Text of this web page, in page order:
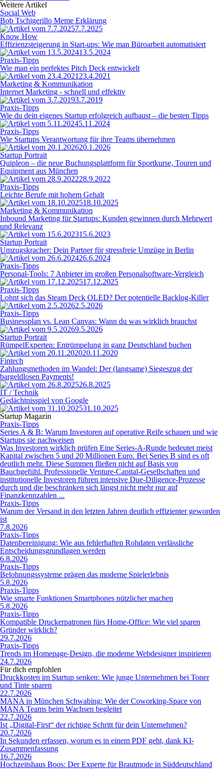
Weitere Artikel
Social Web
Bob Tschigerillo Meme Erklärung
7.7.2025
Know How
Effizienzsteigerung in Start-ups: Wie man Büroarbeit automatisiert
13.5.2024
Praxis-Tipps
Wie man ein perfektes Pitch Deck entwickelt
23.4.2021
Marketing & Kommunikation
Internet Marketing - schnell und effektiv
3.7.2019
Praxis-Tipps
Wie du dein eigenes Startup erfolgreich aufbaust – die besten Tipps
5.11.2024
Praxis-Tipps
Wie Startups Verantwortung für ihre Teams übernehmen
20.1.2026
Startup Portrait
Quipleon – die neue Buchungsplattform für Sportkurse, Touren und
Equipment aus München
28.9.2022
Praxis-Tipps
Leichte Berufe mit hohem Gehalt
18.10.2025
Marketing & Kommunikation
Inbound Marketing für Startups: Kunden gewinnen durch Mehrwert
und Relevanz
15.6.2023
Startup Portrait
Umzugskracher: Dein Partner für stressfreie Umzüge in Berlin
26.6.2024
Praxis-Tipps
Personal-Tools: 7 Anbieter im großen Personalsoftware-Vergleich
17.12.2025
Praxis-Tipps
Lohnt sich das Steam Deck OLED? Der potentielle Backlog-Killer
2.5.2026
Praxis-Tipps
Businessplan vs. Lean Canvas: Wann du was wirklich brauchst
9.5.2026
Startup Portrait
RümpelExperten: Entrümpelung in ganz Deutschland buchen
20.11.2020
Fintech
Zahlungsmethoden im Wandel: Der (langsame) Siegeszug der
bargeldlosen Payments!
26.8.2025
IT / Technik
Gedächtnisspiel von Google
31.10.2025
Startup Magazin
Praxis-Tipps
Series A & B: Warum Investoren auf operative Reife schauen und wie
Startups sie nachweisen
Was Investoren wirklich prüfen Eine Series-A-Runde bedeutet meist
Kapital zwischen 5 und 20 Millionen Euro. Bei Series B sind es oft
deutlich mehr. Diese Summen fließen nicht auf Basis von
Bauchgefühl. Professionelle Venture-Capital-Gesellschaften und
institutionelle Investoren führen intensive Due-Diligence-Prozesse
durch und die beschränken sich längst nicht mehr nur auf
Finanzkennzahlen ...
Praxis-Tipps
Warum der Versand in den letzten Jahren deutlich effizienter geworden
ist
7.8.2026
Praxis-Tipps
Datenbereinigung: Wie aus fehlerhaften Rohdaten verlässliche
Entscheidungsgrundlagen werden
6.8.2026
Praxis-Tipps
Belohnungssysteme prägen das moderne Spielerlebnis
5.8.2026
Praxis-Tipps
Wie smarte Funktionen Smartphones nützlicher machen
5.8.2026
Praxis-Tipps
Kompatible Druckerpatronen fürs Home-Office: Wie viel sparen
Gründer wirklich?
29.7.2026
Praxis-Tipps
Trends im Homepage-Design, die moderne Webdesigner inspirieren
24.7.2026
Für dich empfohlen
Druckkosten im Startup senken: Wie junge Unternehmen bei Toner
und Tinte sparen
22.7.2026
MANA in München Schwabing: Wie der Coworking-Space von
MANA Teams beim Wachsen begleitet
22.7.2026
Ist „Digital-First“ der richtige Schritt für dein Unternehmen?
20.7.2026
In Sekunden erfassen, worum es in einem PDF geht, dank KI-
Zusammenfassung
16.7.2026
Hochzeitshaus Boos: Der Experte für Brautmode in Süddeutschland